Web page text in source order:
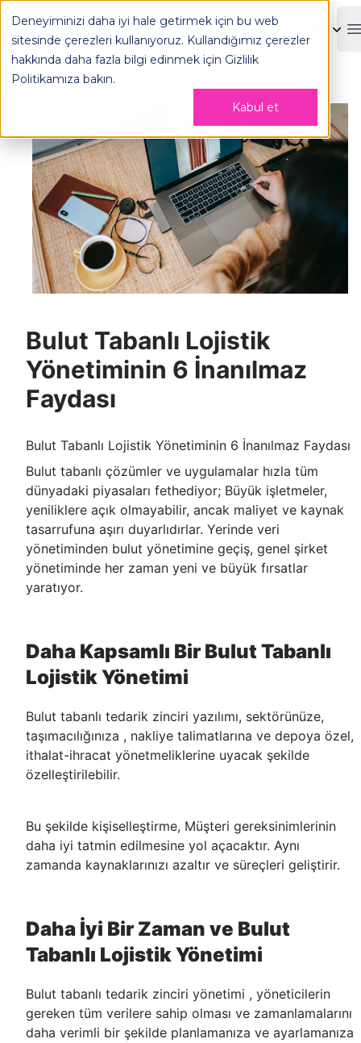
Deneyiminizi daha iyi hale getirmek için bu web
sitesinde çerezleri kullanıyoruz. Kullandığımız çerezler
hakkında daha fazla bilgi edinmek için Gizlilik
Politikamıza bakın.
Kabul et
OPLOG
Bulut Tabanlı Lojistik
Yönetiminin 6 İnanılmaz
Faydası
Bulut Tabanlı Lojistik Yönetiminin 6 İnanılmaz Faydası
Bulut tabanlı çözümler ve uygulamalar hızla tüm
dünyadaki piyasaları fethediyor; Büyük işletmeler,
yeniliklere açık olmayabilir, ancak maliyet ve kaynak
tasarrufuna aşırı duyarlıdırlar. Yerinde veri
yönetiminden bulut yönetimine geçiş, genel şirket
yönetiminde her zaman yeni ve büyük fırsatlar
yaratıyor.
Daha Kapsamlı Bir Bulut Tabanlı
Lojistik Yönetimi
Bulut tabanlı tedarik zinciri yazılımı, sektörünüze,
taşımacılığınıza , nakliye talimatlarına ve depoya özel,
ithalat-ihracat yönetmeliklerine uyacak şekilde
özelleştirilebilir.
Bu şekilde kişiselleştirme, Müşteri gereksinimlerinin
daha iyi tatmin edilmesine yol açacaktır. Aynı
zamanda kaynaklarınızı azaltır ve süreçleri geliştirir.
Daha İyi Bir Zaman ve Bulut
Tabanlı Lojistik Yönetimi
Bulut tabanlı tedarik zinciri yönetimi , yöneticilerin
gereken tüm verilere sahip olması ve zamanlamalarını
daha verimli bir şekilde planlamanıza ve ayarlamanıza